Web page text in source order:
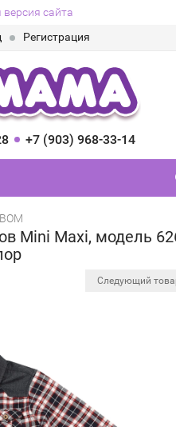
сайта
Регистрация
+7 (903) 968-33-14
Mini Maxi, модель
Следующий